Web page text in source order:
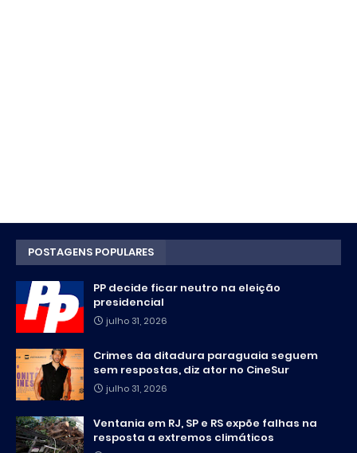
POSTAGENS POPULARES
PP decide ficar neutro na eleição
presidencial
julho 31, 2026
Crimes da ditadura paraguaia seguem
sem respostas, diz ator no CineSur
julho 31, 2026
Ventania em RJ, SP e RS expõe falhas na
resposta a extremos climáticos